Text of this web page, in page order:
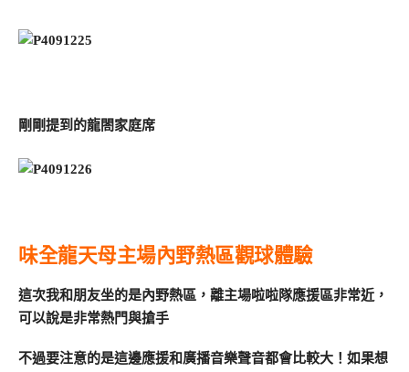
剛剛提到的龍閤家庭席
味全龍天母主場內野熱區觀球體驗
這次我和朋友坐的是內野熱區，離主場啦啦隊應援區非常近，
可以說是非常熱門與搶手
不過要注意的是這邊應援和廣播音樂聲音都會比較大！如果想